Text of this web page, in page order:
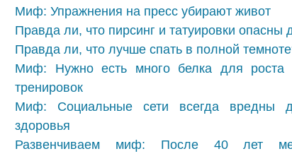
Миф: Упражнения на пресс убирают живот
Правда ли, что пирсинг и татуировки опасны
Правда ли, что лучше спать в полной
Миф: Нужно есть много белка для
тренировок
Миф: Социальные сети всегда вредны
здоровья
Развенчиваем миф: После 40 лет